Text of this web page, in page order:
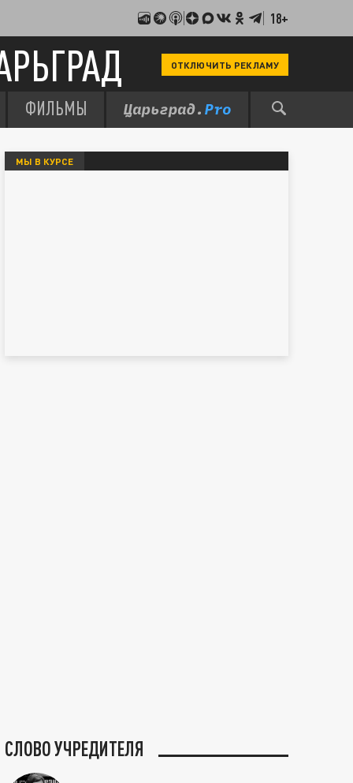
18+
ОТКЛЮЧИТЬ РЕКЛАМУ
ФИЛЬМЫ
МЫ В КУРСЕ
СЛОВО УЧРЕДИТЕЛЯ